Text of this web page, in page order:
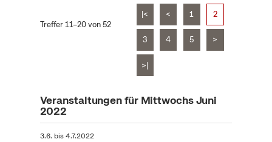
Treffer 11–20 von 52
|< < 1 2
3 4 5 >
>|
Veranstaltungen für Mittwochs Juni
2022
3.6. bis4.7.2022